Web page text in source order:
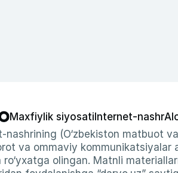
Maxfiylik siyosati Internet-nashr
nashrining (O‘zbekiston matbuot
va ommaviy
olingan. Matnli